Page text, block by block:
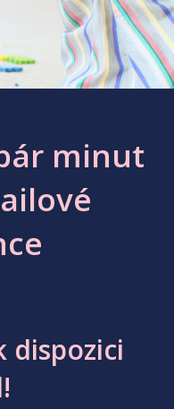
minut
dispozici